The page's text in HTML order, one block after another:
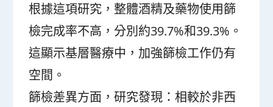
根據這項研究，整體酒精及藥物使用篩
檢完成率不高，分別約39.7%和39.3%。
這顯示基層醫療中，加強篩檢工作仍有
空間。
篩檢差異方面，研究發現：相較於非西